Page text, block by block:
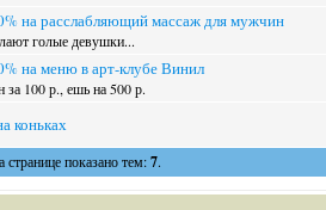
на расслабляющий массаж для мужчин
голые девушки...
на меню в арт-клубе Винил
за 100 р., ешь на 500 р.
коньках
странице показано тем:7.